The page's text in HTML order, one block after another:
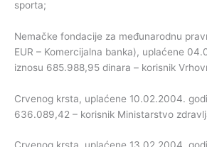
sporta;
Nemačke fondacije za međunarodnu
EUR – Komercijalna banka), uplaćene
iznosu 685.988,95 dinara – korisnik
Crvenog krsta, uplaćene 10.02.2004.
636.089,42 – korisnik Ministarstvo